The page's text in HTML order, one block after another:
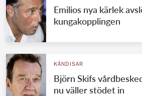
Emilios nya kärlek
kungakopplingen
KÄNDISAR
Björn Skifs
nu väller stödet in